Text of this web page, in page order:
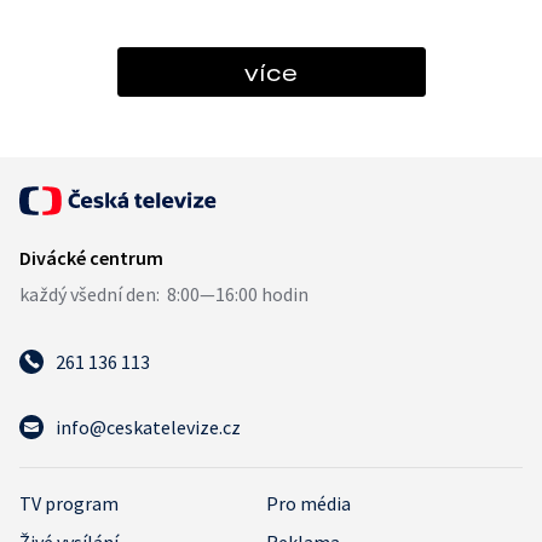
více
261 136 113
info@ceskatelevize.cz
TV program
Pro média